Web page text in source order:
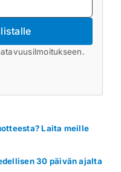
Laita meille
30 päivän ajalta